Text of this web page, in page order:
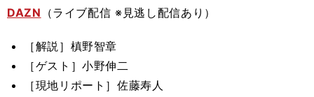
DAZN （ライブ配信 ※見逃し配信あり）
［解説］槙野智章
［ゲスト］小野伸二
［現地リポート］佐藤寿人